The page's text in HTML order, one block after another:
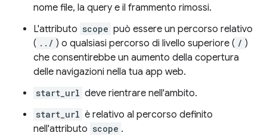
nome file, la query e il frammento rimossi.
L'attributo scope può essere un percorso relativo
( ../ ) o qualsiasi percorso di livello superiore ( / )
che consentirebbe un aumento della copertura
delle navigazioni nella tua app web.
start_url deve rientrare nell'ambito.
start_url è relativo al percorso definito
nell'attributo scope .